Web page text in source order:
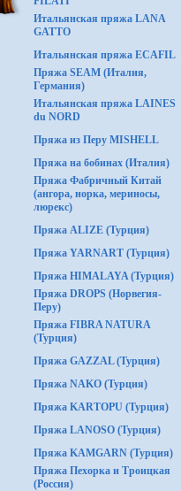
Итальянская пряжа LANA
GATTO
Итальянская пряжа ECAFIL
Пряжа SEAM (Италия,
Германия)
Итальянская пряжа LAINES
du NORD
Пряжа из Перу MISHELL
Пряжа на бобинах (Италия)
Пряжа Фабричный Китай
(ангора, норка, мериносы,
люрекс)
Пряжа ALIZE (Турция)
Пряжа YARNART (Турция)
Пряжа HIMALAYA (Турция)
Пряжа DROPS (Норвегия-
Перу)
Пряжа FIBRA NATURA
(Турция)
Пряжа GAZZAL (Турция)
Пряжа NAKO (Турция)
Пряжа KARTOPU (Турция)
Пряжа LANOSO (Турция)
Пряжа KAMGARN (Турция)
Пряжа Пехорка и Троицкая
(Россия)